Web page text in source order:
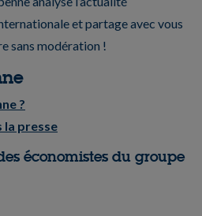
et partage avec vous
sans modération !
?
la presse
économistes du groupe